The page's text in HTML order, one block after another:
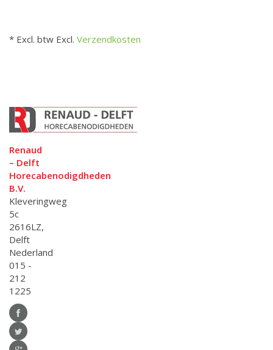
* Excl. btw Excl. Verzendkosten
Renaud
– Delft
Horecabenodigdheden
B.V.
Kleveringweg
5c
2616LZ,
Delft
Nederland
015 -
212
1225